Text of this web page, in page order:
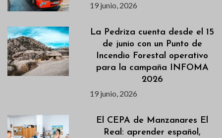
19 junio, 2026
La Pedriza cuenta desde el 15
de junio con un Punto de
Incendio Forestal operativo
para la campaña INFOMA
2026
19 junio, 2026
El CEPA de Manzanares El
Real: aprender español,